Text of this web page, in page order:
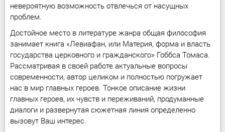
невероятную возможность отвлечься от насущных
проблем.
Достойное место в литературе жанра общая философия
занимает книга «Левиафан, или Материя, форма и власть
государства церковного и гражданского» Гоббса Томаса.
Рассматривая в своей работе актуальные вопросы
современности, автор целиком и полностью погружает
нас в мир главных героев. Тонкое описание жизни
главных героев, их чувств и переживаний, продуманные
диалоги и развернутая сюжетная линия определенно
вызовут Ваш интерес.